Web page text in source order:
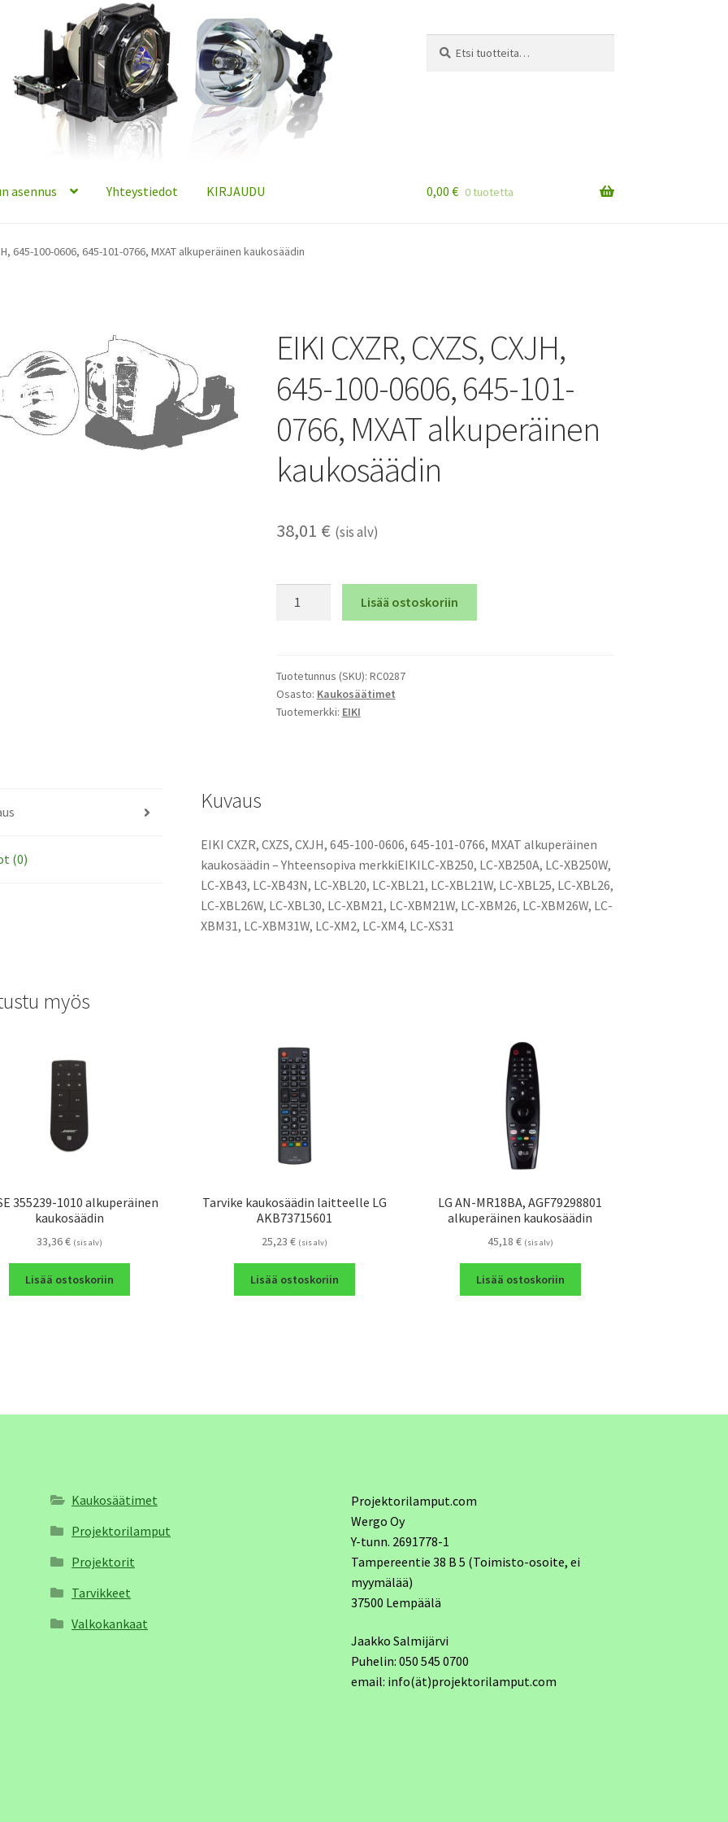
asennus Yhteystiedot KIRJAUDU 0,00 € 0 tuotetta
645-100-0606, 645-101-0766, MXAT alkuperäinen kaukosäädin
EIKI CXZR, CXZS, CXJH,
645-100-0606, 645-101-
0766, MXAT alkuperäinen
kaukosäädin
38,01 € (sis alv)
645-
100-
0606,
kaukosäädin
määrä
Lisää ostoskoriin
Tuotetunnus (SKU): RC0287
Osasto: Kaukosäätimet
Tuotemerkki: EIKI
(0)
Kuvaus
EIKI CXZR, CXZS, CXJH, 645-100-0606, 645-101-0766, MXAT alkuperäinen
kaukosäädin – Yhteensopiva merkkiEIKILC-XB250, LC-XB250A, LC-XB250W,
LC-XB43, LC-XB43N, LC-XBL20, LC-XBL21, LC-XBL21W, LC-XBL25, LC-XBL26,
LC-XBL26W, LC-XBL30, LC-XBM21, LC-XBM21W, LC-XBM26, LC-XBM26W, LC-
XBM31, LC-XBM31W, LC-XM2, LC-XM4, LC-XS31
myös
355239-1010 alkuperäinen
kaukosäädin
33,36€ (sis alv)
Lisää ostoskoriin
Tarvike kaukosäädin laitteelle LG
AKB73715601
25,23€ (sis alv)
Lisää ostoskoriin
LG AN-MR18BA, AGF79298801
alkuperäinen kaukosäädin
45,18 € (sis alv)
Lisää ostoskoriin
Kaukosäätimet
Projektorilamput
Projektorit
Tarvikkeet
Valkokankaat
Projektorilamput.com
Wergo Oy
Y-tunn. 2691778-1
Tampereentie 38 B 5 (Toimisto-osoite, ei
myymälää)
37500 Lempäälä
Jaakko Salmijärvi
Puhelin: 050 545 0700
email: info(ät)projektorilamput.com